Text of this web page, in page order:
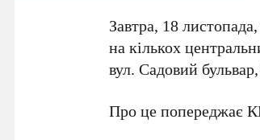
Завтра, 18
на кількох
вул. Садовий
Про це попереджає